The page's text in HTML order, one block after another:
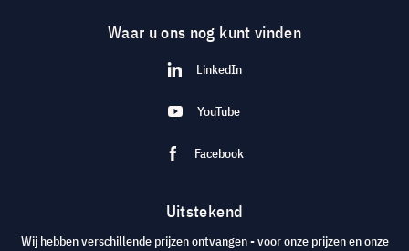
Waar u ons nog kunt vinden
LinkedIn
YouTube
Facebook
Uitstekend
Wij hebben verschillende prijzen ontvangen - voor onze prijzen en onze